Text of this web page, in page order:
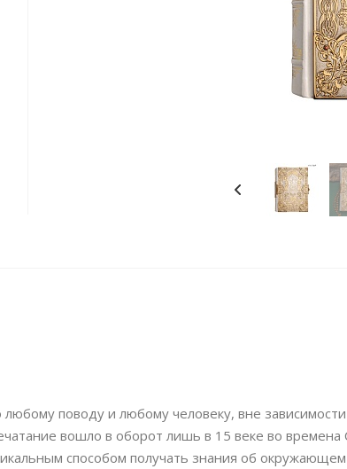
поводу и любому человеку, вне
вошло в оборот лишь в 15 веке во времена
способом получать знания об